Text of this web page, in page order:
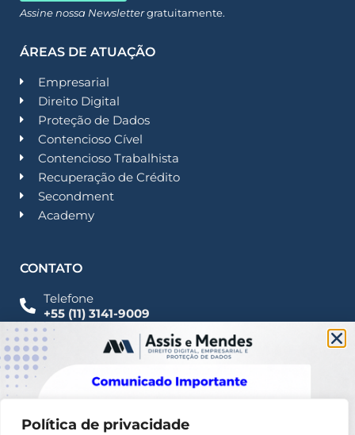
Política de privacidade
Assine nossa Newslettergratuitamente.
ÁREAS DE ATUAÇÃO
Empresarial
Direito Digital
Proteção de Dados
Contencioso Cível
Contencioso Trabalhista
Recuperação de Crédito
Secondment
Academy
CONTATO
Telefone
+55 (11) 3141-9009
Imprensa
Fale Conosco
contato@assisemendes.com.br
Alameda Santos, 1165 Paulista - CEP 01419-001 -
SP